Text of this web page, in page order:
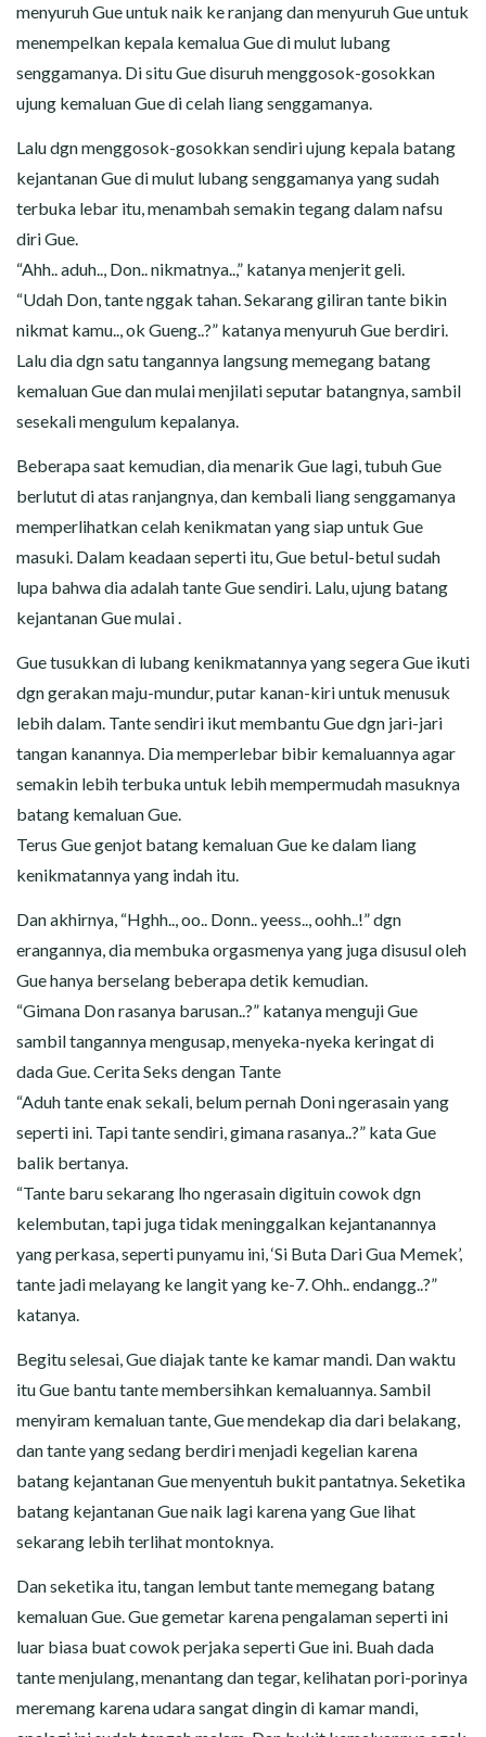
menyuruh Gue untuk naik ke ranjang dan menyuruh Gue untuk
menempelkan kepala kemalua Gue di mulut lubang
senggamanya. Di situ Gue disuruh menggosok-gosokkan
ujung kemaluan Gue di celah liang senggamanya.
Lalu dgn menggosok-gosokkan sendiri ujung kepala batang
kejantanan Gue di mulut lubang senggamanya yang sudah
terbuka lebar itu, menambah semakin tegang dalam nafsu
diri Gue.
“Ahh.. aduh.., Don.. nikmatnya..,” katanya menjerit geli.
“Udah Don, tante nggak tahan. Sekarang giliran tante bikin
nikmat kamu.., ok Gueng..?” katanya menyuruh Gue berdiri.
Lalu dia dgn satu tangannya langsung memegang batang
kemaluan Gue dan mulai menjilati seputar batangnya, sambil
sesekali mengulum kepalanya.
Beberapa saat kemudian, dia menarik Gue lagi, tubuh Gue
berlutut di atas ranjangnya, dan kembali liang senggamanya
memperlihatkan celah kenikmatan yang siap untuk Gue
masuki. Dalam keadaan seperti itu, Gue betul-betul sudah
lupa bahwa dia adalah tante Gue sendiri. Lalu, ujung batang
kejantanan Gue mulai .
Gue tusukkan di lubang kenikmatannya yang segera Gue ikuti
dgn gerakan maju-mundur, putar kanan-kiri untuk menusuk
lebih dalam. Tante sendiri ikut membantu Gue dgn jari-jari
tangan kanannya. Dia memperlebar bibir kemaluannya agar
semakin lebih terbuka untuk lebih mempermudah masuknya
batang kemaluan Gue.
Terus Gue genjot batang kemaluan Gue ke dalam liang
kenikmatannya yang indah itu.
Dan akhirnya, “Hghh.., oo.. Donn.. yeess.., oohh..!” dgn
erangannya, dia membuka orgasmenya yang juga disusul oleh
Gue hanya berselang beberapa detik kemudian.
“Gimana Don rasanya barusan..?” katanya menguji Gue
sambil tangannya mengusap, menyeka-nyeka keringat di
dada Gue. Cerita Seks dengan Tante
“Aduh tante enak sekali, belum pernah Doni ngerasain yang
seperti ini. Tapi tante sendiri, gimana rasanya..?” kata Gue
balik bertanya.
“Tante baru sekarang lho ngerasain digituin cowok dgn
kelembutan, tapi juga tidak meninggalkan kejantanannya
yang perkasa, seperti punyamu ini, ‘Si Buta Dari Gua Memek’,
tante jadi melayang ke langit yang ke-7. Ohh.. endangg..?”
katanya.
Begitu selesai, Gue diajak tante ke kamar mandi. Dan waktu
itu Gue bantu tante membersihkan kemaluannya. Sambil
menyiram kemaluan tante, Gue mendekap dia dari belakang,
dan tante yang sedang berdiri menjadi kegelian karena
batang kejantanan Gue menyentuh bukit pantatnya. Seketika
batang kejantanan Gue naik lagi karena yang Gue lihat
sekarang lebih terlihat montoknya.
Dan seketika itu, tangan lembut tante memegang batang
kemaluan Gue. Gue gemetar karena pengalaman seperti ini
luar biasa buat cowok perjaka seperti Gue ini. Buah dada
tante menjulang, menantang dan tegar, kelihatan pori-porinya
meremang karena udara sangat dingin di kamar mandi,